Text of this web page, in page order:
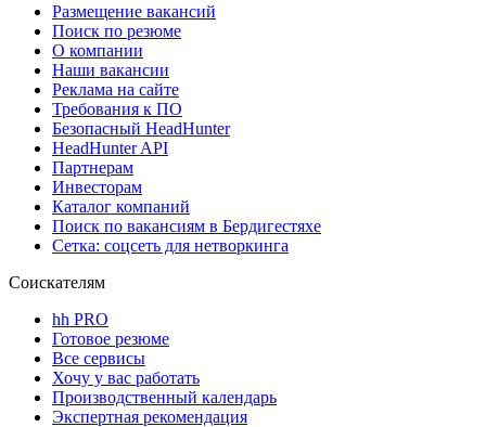
Размещение вакансий
Поиск по резюме
О компании
Наши вакансии
Реклама на сайте
Требования к ПО
Безопасный HeadHunter
HeadHunter API
Партнерам
Инвесторам
Каталог компаний
Поиск по вакансиям в Бердигестяхе
Сетка: соцсеть для нетворкинга
Соискателям
hh PRO
Готовое резюме
Все сервисы
Хочу у вас работать
Производственный календарь
Экспертная рекомендация